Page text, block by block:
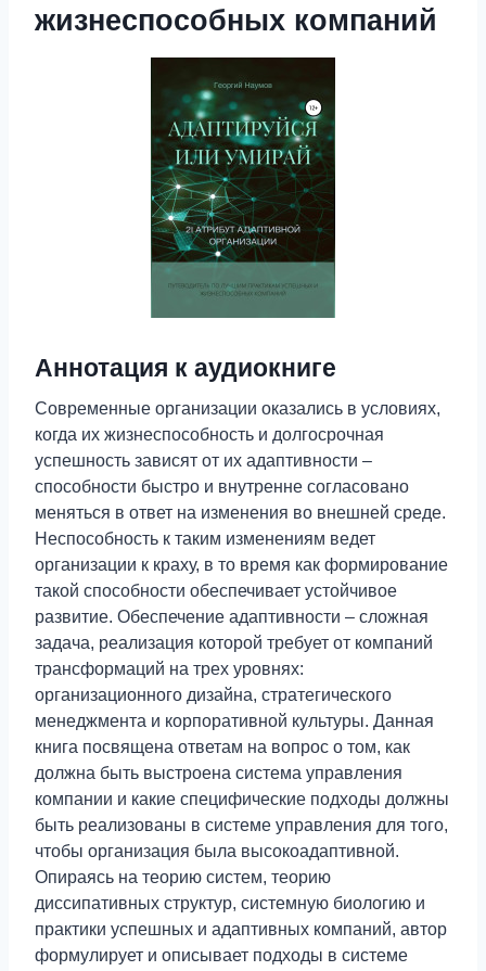
жизнеспособных компаний
Аннотация к аудиокниге
Современные организации оказались в условиях,
когда их жизнеспособность и долгосрочная
успешность зависят от их адаптивности –
способности быстро и внутренне согласовано
меняться в ответ на изменения во внешней среде.
Неспособность к таким изменениям ведет
организации к краху, в то время как формирование
такой способности обеспечивает устойчивое
развитие. Обеспечение адаптивности – сложная
задача, реализация которой требует от компаний
трансформаций на трех уровнях:
организационного дизайна, стратегического
менеджмента и корпоративной культуры. Данная
книга посвящена ответам на вопрос о том, как
должна быть выстроена система управления
компании и какие специфические подходы должны
быть реализованы в системе управления для того,
чтобы организация была высокоадаптивной.
Опираясь на теорию систем, теорию
диссипативных структур, системную биологию и
практики успешных и адаптивных компаний, автор
формулирует и описывает подходы в системе